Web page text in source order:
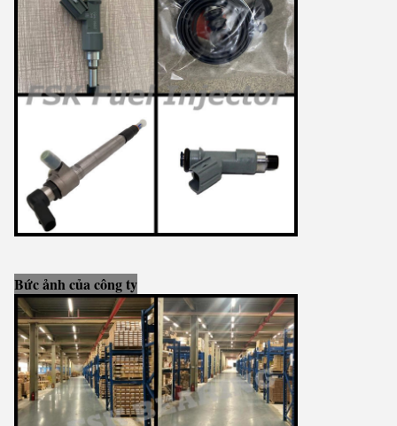
Bức ảnh của công ty